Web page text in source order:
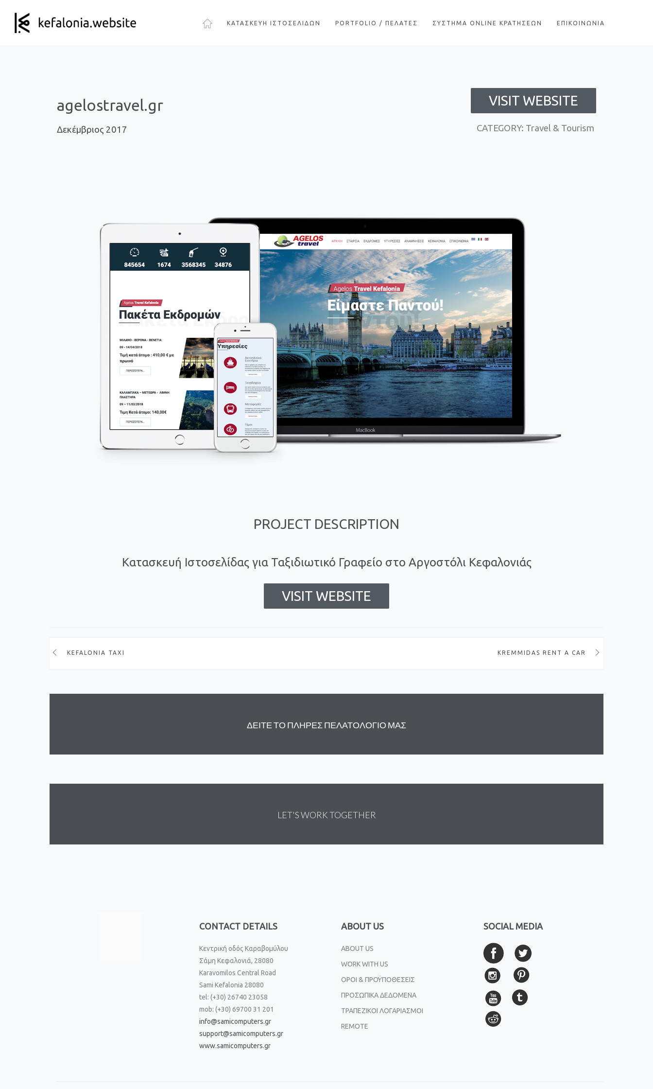
ΚΑΤΑΣΚΕΥΗ ΙΣΤΟΣΕΛΙΔΩΝ PORTFOLIO / ΠΕΛΑΤΕΣ ΣΥΣΤΗΜΑ ONLINE ΚΡΑΤΗΣΕΩΝ ΕΠΙΚΟΙΝΩΝΙΑ
agelostravel.gr
Δεκέμβριος 2017
VISIT WEBSITE
CATEGORY: Travel & Tourism
PROJECT DESCRIPTION
Κατασκευή Ιστοσελίδας για Ταξιδιωτικό Γραφείο στο Αργοστόλι Κεφαλονιάς
VISIT WEBSITE
KEFALONIA TAXI KREMMIDAS RENT A CAR
ΔΕΙΤΕ ΤΟ ΠΛΗΡΕΣ ΠΕΛΑΤΟΛΟΓΙΟ ΜΑΣ
LET'S WORK TOGETHER
CONTACT DETAILS
Κεντρική οδός Καραβομύλου
Σάμη Κεφαλονιά, 28080
Karavomilos Central Road
Sami Kefalonia 28080
tel: (+30) 26740 23058
mob: (+30) 69700 31 201
info@samicomputers.gr
support@samicomputers.gr
www.samicomputers.gr
ABOUT US
ABOUT US
WORK WITH US
ΟΡΟΙ & ΠΡΟΫΠΟΘΕΣΕΙΣ
ΠΡΟΣΩΠΙΚΑ ΔΕΔΟΜΕΝΑ
ΤΡΑΠΕΖΙΚΟΙ ΛΟΓΑΡΙΑΣΜΟΙ
REMOTE
SOCIAL MEDIA